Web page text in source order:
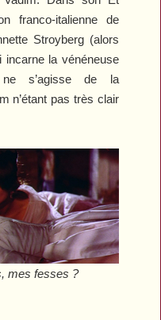
franco-italienne de
Stroyberg (alors
incarne la vénéneuse
s’agisse de la
n’étant pas très clair
mes fesses ?